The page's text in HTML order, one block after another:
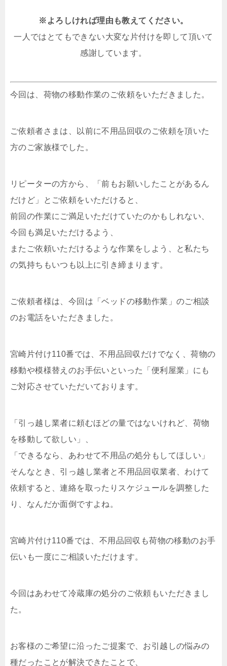
※よろしければ理由も教えてください。
一人ではとてもできない大変な片付けを即して頂いて
感謝しています。
今回は、荷物の移動作業のご依頼をいただきました。
ご依頼者さまは、以前に不用品回収のご依頼を頂いた
方のご家族様でした。
リピーターの方から、「前もお願いしたことがあるん
だけど」とご依頼をいただけると、
前回の作業にご満足いただけていたのかもしれない、
今回も満足いただけるよう、
またご依頼いただけるような作業をしよう、と私たち
の気持ちもいつも以上に引き締まります。
ご依頼者様は、今回は「ベッドの移動作業」のご相談
のお電話をいただきました。
宮崎片付け110番では、不用品回収だけでなく、荷物の
移動や模様替えのお手伝いといった「便利屋業」にも
ご対応させていただいております。
「引っ越し業者に頼むほどの量ではないけれど、荷物
を移動して欲しい」、
「できるなら、あわせて不用品の処分もしてほしい」
そんなとき、引っ越し業者と不用品回収業者、わけて
依頼すると、連絡を取ったりスケジュールを調整した
り、なんだか面倒ですよね。
宮崎片付け110番では、不用品回収も荷物の移動のお手
伝いも一度にご相談いただけます。
今回はあわせて冷蔵庫の処分のご依頼もいただきまし
た。
お客様のご希望に沿ったご提案で、お引越しの悩みの
種だったことが解決できたことで、